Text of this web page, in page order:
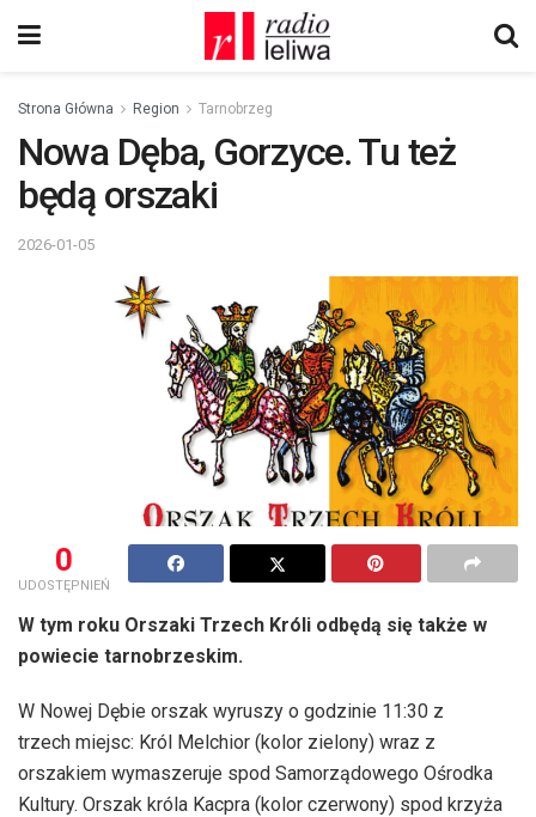
Strona Główna Region Tarnobrzeg
Nowa Dęba, Gorzyce. Tu też
będą orszaki
2026-01-05
0
UDOSTĘPNIEŃ
W tym roku Orszaki Trzech Króli odbędą się także w
powiecie tarnobrzeskim.
W Nowej Dębie orszak wyruszy o godzinie 11:30 z
trzech miejsc: Król Melchior (kolor zielony) wraz z
orszakiem wymaszeruje spod Samorządowego Ośrodka
Kultury. Orszak króla Kacpra (kolor czerwony) spod krzyża